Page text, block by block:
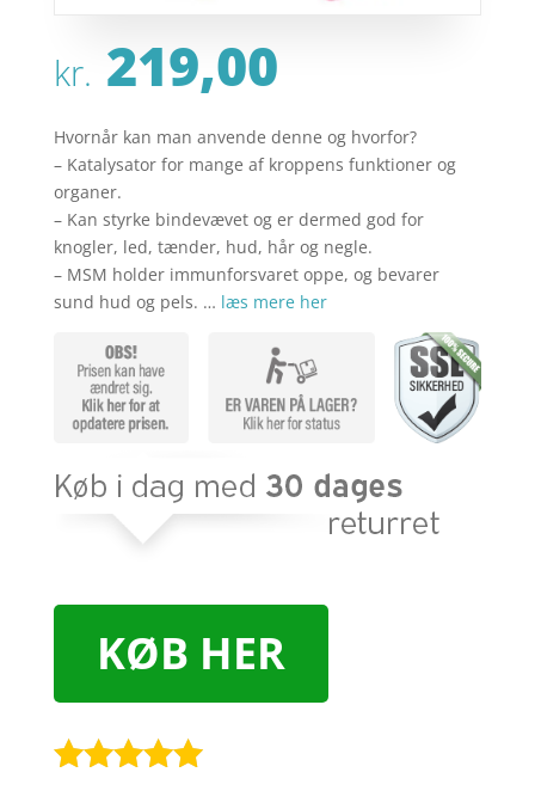
kr. 219,00
Hvornår kan man anvende denne og hvorfor?
– Katalysator for mange af kroppens funktioner og
organer.
– Kan styrke bindevævet og er dermed god for
knogler, led, tænder, hud, hår og negle.
– MSM holder immunforsvaret oppe, og bevarer
sund hud og pels. … læs mere her
KØB HER